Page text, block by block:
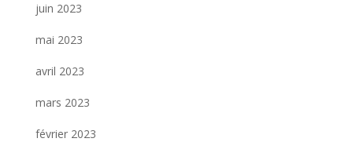
juin 2023
mai 2023
avril 2023
mars 2023
février 2023